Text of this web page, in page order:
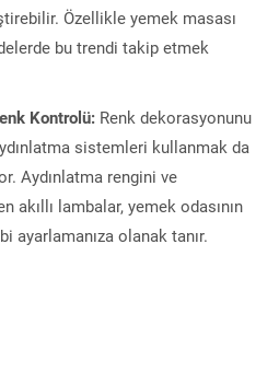
Özellikle yemek masası
bu trendi takip etmek
Kontrolü: Renk dekorasyonunu
sistemleri kullanmak da
Aydınlatma rengini ve
akıllı lambalar, yemek odasının
ayarlamanıza olanak tanır.